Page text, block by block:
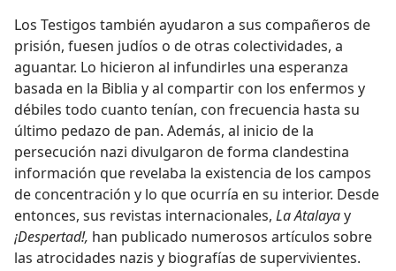
Los Testigos también ayudaron a sus compañeros de
prisión, fuesen judíos o de otras colectividades, a
aguantar. Lo hicieron al infundirles una esperanza
basada en la Biblia y al compartir con los enfermos y
débiles todo cuanto tenían, con frecuencia hasta su
último pedazo de pan. Además, al inicio de la
persecución nazi divulgaron de forma clandestina
información que revelaba la existencia de los campos
de concentración y lo que ocurría en su interior. Desde
entonces, sus revistas internacionales, La Atalayay
¡Despertad!, han publicado numerosos artículos sobre
las atrocidades nazis y biografías de supervivientes.